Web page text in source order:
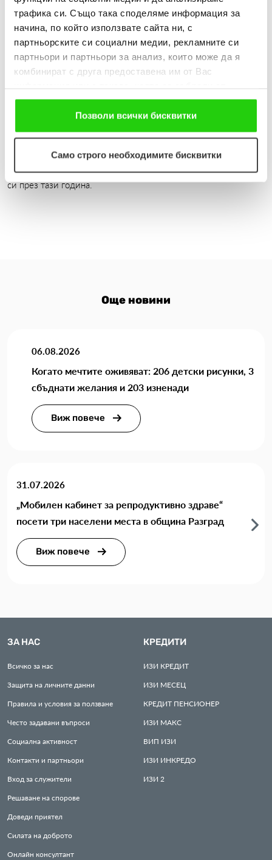
трафика си. Също така споделяме информация за
начина, по който използвате сайта ни, с
партньорските си социални медии, рекламните си
партньори и партньори за анализ, които може да я
комбинират с друга предоставена им от Вас
ползването от Ваша страна на услугите им. Ако
продължавате да използвате нашия уебсайт, Вие се
съгласявате с нашите "бисквитки".
Позволи всички бисквитки
Само строго необходимите бисквитки
Заради увеличаващото се напоследък потребление и
отдръпването на банките от рисковото потребителско
кредитиране, експертите очакват броят на хората, които
избират бързите заеми, да продължи да расте. Според
данните на статистиката потреблението, което е най-важният
двигател на икономическия растеж, отлепя от дъното и вече
юли-септември, а на годишна база - с 1.4%. Този подем
кредитиране. Очакванията за ръст на бързите заеми се
потвърждават и от плановете на фирмите в сектора. Изи
Кредит например предвижда 30% ръст на броя на кредитите
си през тази година.
Още новини
06.08.2026
Когато мечтите оживяват: 206 детски рисунки, 3
сбъднати желания и 203 изненади
Виж повече
31.07.2026
„Мобилен кабинет за репродуктивно здраве“
посети три населени места в община Разград
Виж повече
ЗА НАС
Всичко за нас
Защита на личните данни
Правила и условия за ползване
Често задавани въпроси
Социална активност
Контакти и партньори
Вход за служители
Решаване на спорове
Доведи приятел
Силата на доброто
Онлайн консултант
КРЕДИТИ
ИЗИ КРЕДИТ
ИЗИ МЕСЕЦ
КРЕДИТ ПЕНСИОНЕР
ИЗИ МАКС
ВИП ИЗИ
ИЗИ ИНКРЕДО
ИЗИ 2